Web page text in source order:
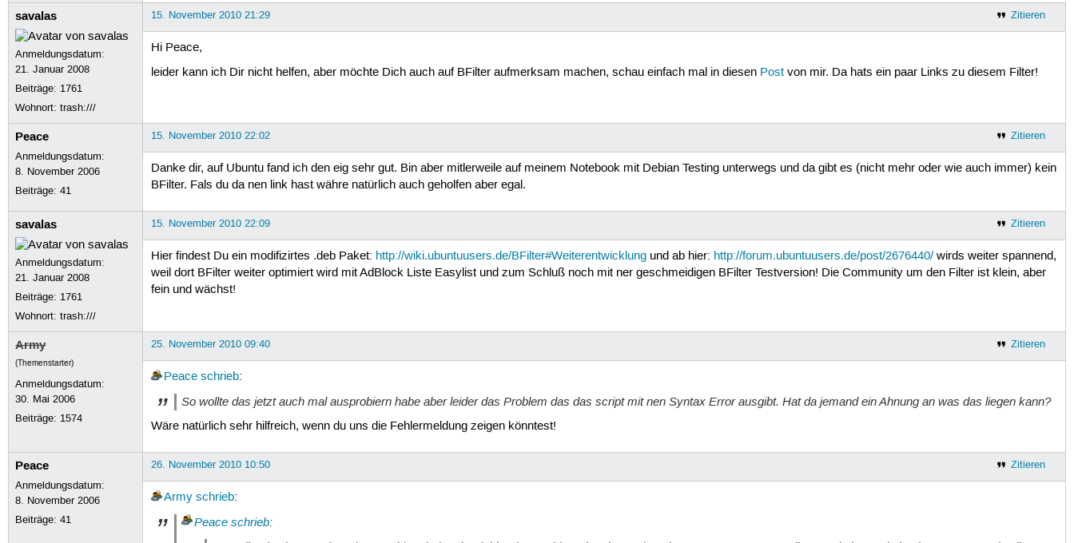
savalas
Anmeldungsdatum:
21. Januar 2008
Beiträge: 1761
Wohnort: trash:///
Zitieren
15. November 2010 21:29
Hi Peace,
leider kann ich Dir nicht helfen, aber möchte Dich auch auf BFilter aufmerksam machen, schau einfach mal in diesen Postvon mir. Da hats ein paar Links zu diesem Filter!
Peace
Anmeldungsdatum:
8. November 2006
Beiträge:41
Zitieren
15. November 2010 22:02
Danke dir, auf Ubuntu fand ich den eig sehr gut. Bin aber mitlerweile auf meinem Notebook mit Debian Testing unterwegs und da gibt es (nicht mehr oder wie auch immer) kein
BFilter. Fals du da nen link hast währe natürlich auch geholfen aber egal.
savalas
Anmeldungsdatum:
21. Januar 2008
Beiträge: 1761
Wohnort: trash:///
Zitieren
15. November 2010 22:09
Hier findest Du ein modifizirtes .deb Paket: http://wiki.ubuntuusers.de/BFilter#Weiterentwicklungund ab hier: http://forum.ubuntuusers.de/post/2676440/wirds weiter spannend,
weil dort BFilter weiter optimiert wird mit AdBlock Liste Easylist und zum Schluß noch mit ner geschmeidigen BFilter Testversion! Die Community um den Filter ist klein, aber
fein und wächst!
Army
(Themenstarter)
Anmeldungsdatum:
30. Mai 2006
Beiträge: 1574
Zitieren
25. November 2010 09:40
Peace schrieb:
So wollte das jetzt auch mal ausprobiern habe aber leider das Problem das das script mit nen Syntax Error ausgibt. Hat da jemand ein Ahnung an was das liegen kann?
Wäre natürlich sehr hilfreich, wenn du uns die Fehlermeldung zeigen könntest!
Peace
Anmeldungsdatum:
8. November 2006
Beiträge:41
Zitieren
26. November 2010 10:50
Army schrieb:
Peace schrieb: